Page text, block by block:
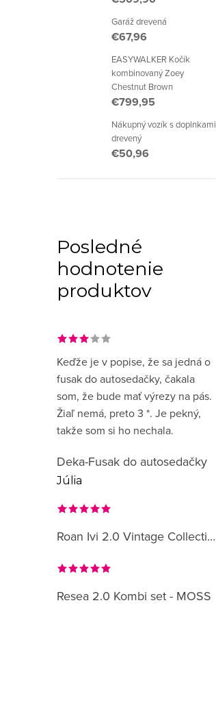
Garáž drevená
€67,96
EASYWALKER Kočík
kombinovaný Zoey
Chestnut Brown
€799,95
Nákupný vozík s doplnkami
drevený
€50,96
Posledné
hodnotenie
produktov
Keďže je v popise, že sa jedná o
fusak do autosedačky, čakala
som, že bude mať výrezy na pás.
Žiaľ nemá, preto 3 *. Je pekný,
takže som si ho nechala.
Deka-Fusak do autosedačky
Júlia
Roan Ivi 2.0 Vintage Collection
Resea 2.0 Kombi set - MOSS